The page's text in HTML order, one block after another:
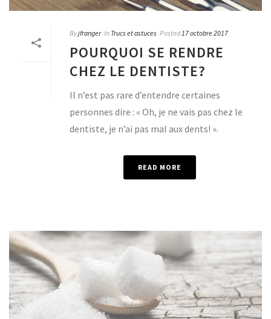
Byjfranger In Trucs et astuces Posted 17 octobre 2017
POURQUOI SE RENDRE
CHEZ LE DENTISTE?
Il n’est pas rare d’entendre certaines
personnes dire : « Oh, je ne vais pas chez le
dentiste, je n’ai pas mal aux dents! ».
READ MORE